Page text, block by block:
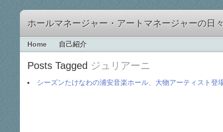
ホールマネージャー・アートマネージャーの日
Home 自己紹介
Posts Tagged ジュリアーニ
シーズンたけなわの浦安音楽ホール、大物アーティスト登